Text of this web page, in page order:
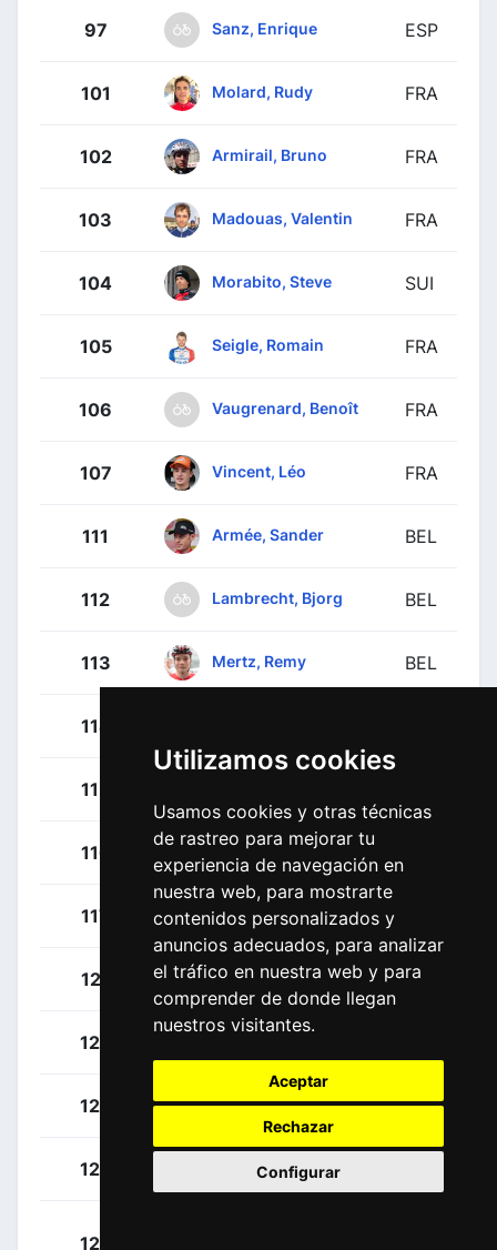
Utilizamos cookies
Usamos cookies y otras técnicas
de rastreo para mejorar tu
experiencia de navegación en
nuestra web, para mostrarte
contenidos personalizados y
anuncios adecuados, para analizar
el tráfico en nuestra web y para
comprender de donde llegan
nuestros visitantes.
Aceptar
Rechazar
Configurar
97 Sanz, Enrique ESP
101 Molard, Rudy FRA
102 Armirail, Bruno FRA
103 Madouas, Valentin FRA
104 Morabito, Steve SUI
105 Seigle, Romain FRA
106 Vaugrenard, Benoît FRA
107 Vincent, Léo FRA
111 Armée, Sander BEL
112 Lambrecht, Bjorg BEL
113 Mertz, Remy BEL
114
115
116 Van Der Sande, Tosh
117 Vanendert, Jelle
121 Hamilton, Lucas AUS
122
123 Howson, Damien AUS
124 Haig, Jack
125